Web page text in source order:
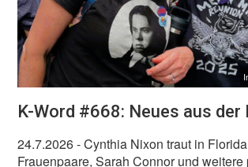
K-Word #668: Neues aus
24.7.2026- Cynthia Nixon traut in
Frauenpaare, Sarah Connor und weitere